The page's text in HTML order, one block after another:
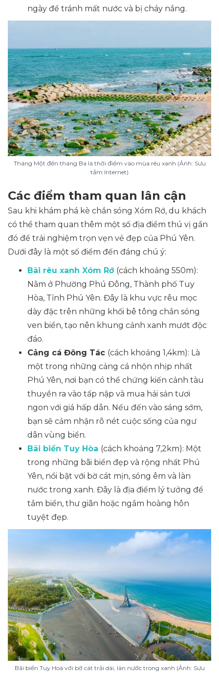
ngày để tránh mất nước và bị cháy nắng.
Tháng Một đến tháng Ba là thời điểm vào mùa rêu xanh (Ảnh: Sưu
tầm Internet)
Các điểm tham quan lân cận
Sau khi khám phá kè chắn sóng Xóm Rớ, du khách
có thể tham quan thêm một số địa điểm thú vị gần
đó để trải nghiệm trọn vẹn vẻ đẹp của Phú Yên.
Dưới đây là một số điểm đến đáng chú ý:
Bãi rêu xanh Xóm Rớ (cách khoảng 550m):
Nằm ở Phường Phú Đông, Thành phố Tuy
Hòa, Tỉnh Phú Yên. Đây là khu vực rêu mọc
dày đặc trên những khối bê tông chắn sóng
ven biển, tạo nên khung cảnh xanh mướt độc
đáo.
Cảng cá Đông Tác (cách khoảng 1,4km): Là
một trong những cảng cá nhộn nhịp nhất
Phú Yên, nơi bạn có thể chứng kiến cảnh tàu
thuyền ra vào tấp nập và mua hải sản tươi
ngon với giá hấp dẫn. Nếu đến vào sáng sớm,
bạn sẽ cảm nhận rõ nét cuộc sống của ngư
dân vùng biển.
Bãi biển Tuy Hòa (cách khoảng 7,2km): Một
trong những bãi biển đẹp và rộng nhất Phú
Yên, nổi bật với bờ cát mịn, sóng êm và làn
nước trong xanh. Đây là địa điểm lý tưởng để
tắm biển, thư giãn hoặc ngắm hoàng hôn
tuyệt đẹp.
Bãi biển Tuy Hoà với bờ cát trải dài, làn nước trong xanh (Ảnh: Sưu